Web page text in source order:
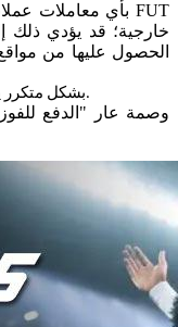
خارجية؛ قد يؤدي ذلك
الحصول عليها من
شراء عملات FC 25 بشكل متكرر يمكن أن يكون مكلفًا.
وصمة عار "الدفع